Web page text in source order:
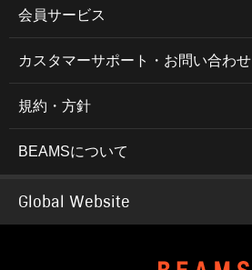
会員サービス
カスタマーサポート・お問い合わせ
規約・方針
BEAMSについて
Global Website